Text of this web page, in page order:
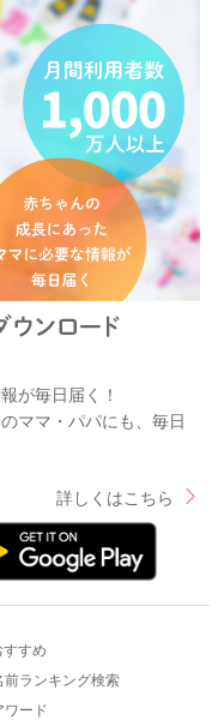
が毎日届く！
ママ・パパにも、毎日
詳しくはこちら
すすめ
前ランキング検索
ワード